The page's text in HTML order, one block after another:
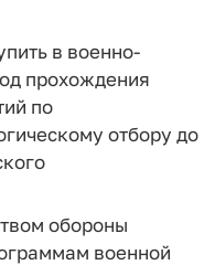
в военно-
прохождения
по
отбору до
обороны
военной